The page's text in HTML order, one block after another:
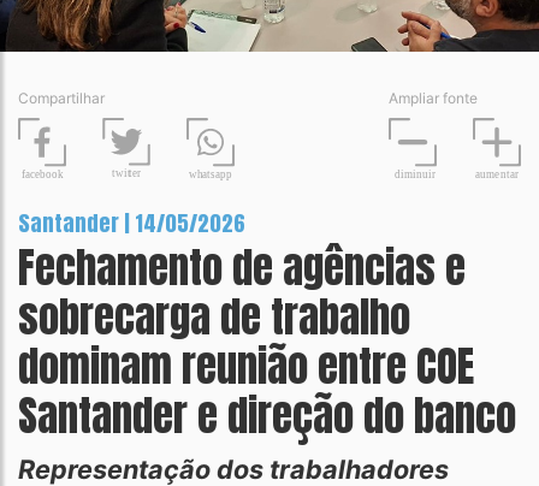
Compartilhar
facebook twitter whatsapp
Ampliar fonte
diminuir aumentar
Santander | 14/05/2026
Fechamento de agências e
sobrecarga de trabalho
dominam reunião entre COE
Santander e direção do banco
Representação dos trabalhadores